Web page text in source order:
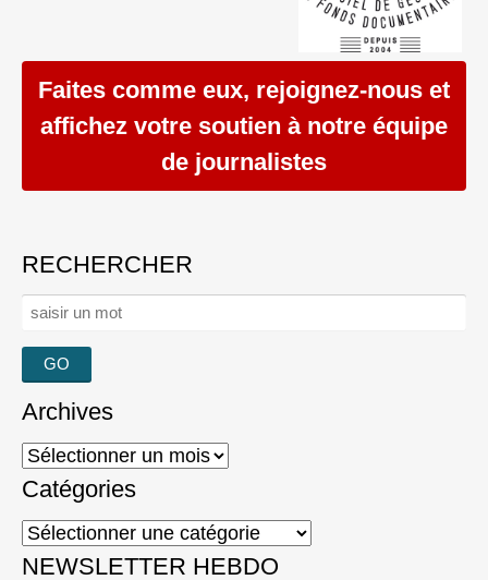
Faites comme eux, rejoignez-nous et
affichez votre soutien à notre équipe
de journalistes
RECHERCHER
Rechercher :
Archives
Archives
Catégories
Catégories
NEWSLETTER HEBDO